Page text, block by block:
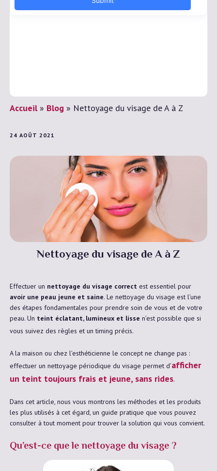
Vous avez droit à la chirurgie esthétique
Accueil» Blog » Nettoyage du visage de A à Z
24 AOÛT 2021
Nettoyage du visage de A à Z
Effectuer un nettoyage du visage correct est essentiel pour
avoir une peau jeune et saine. Le nettoyage du visage est l’une
des étapes fondamentales pour prendre soin de vous et de votre
peau. Un teint éclatant, lumineux et lisse n’est possible que si
vous suivez des règles et un timing précis.
A la maison ou chez l’esthéticienne le concept ne change pas :
effectuer un nettoyage périodique du visage permet d’afficher
un teint toujours frais et jeune, sans rides.
Dans cet article, nous vous montrons les méthodes et les produits
les plus utilisés à cet égard, un guide pratique que vous pouvez
consulter à tout moment pour trouver la solution qui vous convient.
Qu’est-ce que le nettoyage du visage ?